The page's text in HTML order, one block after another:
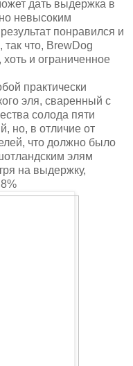
дать выдержка в
невысоким
понравился и
что, BrewDog
и ограниченное
практически
эля, сваренный с
солода пяти
но, в отличие от
что должно было
элям
на выдержку,